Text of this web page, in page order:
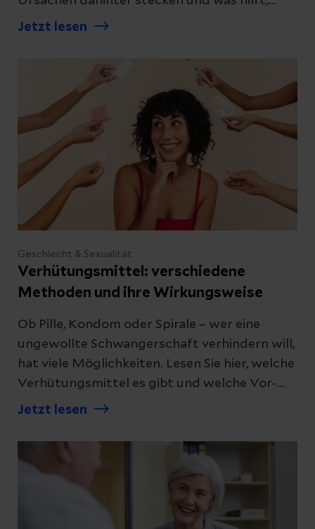
erklären wir Ihnen.
Jetzt lesen
Geschlecht & Sexualität
Verhütungsmittel: verschiedene
Methoden und ihre Wirkungsweise
Ob Pille, Kondom oder Spirale – wer eine
ungewollte Schwangerschaft verhindern will,
hat viele Möglichkeiten. Lesen Sie hier, welche
Verhütungsmittel es gibt und welche Vor-
und Nachteile diese haben.
Jetzt lesen